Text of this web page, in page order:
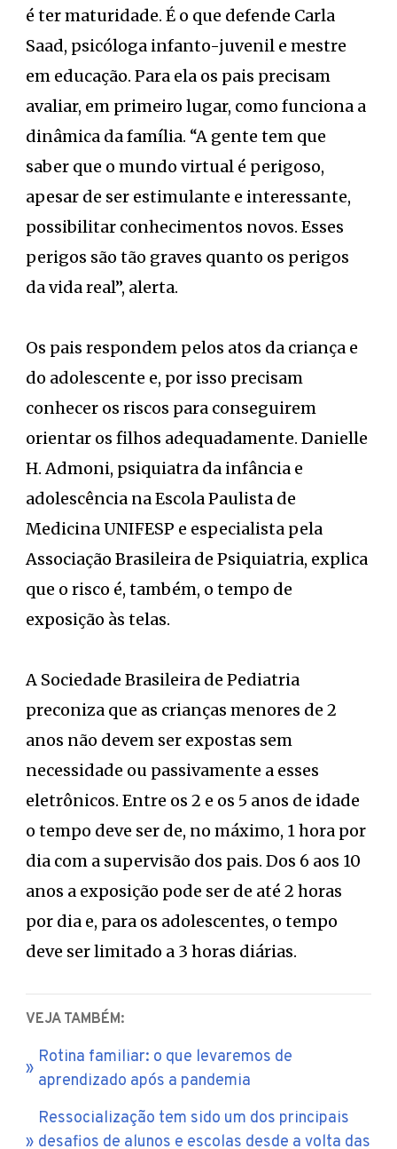
é ter maturidade. É o que defende Carla
Saad, psicóloga infanto-juvenil e mestre
em educação. Para ela os pais precisam
avaliar, em primeiro lugar, como funciona a
dinâmica da família. “A gente tem que
saber que o mundo virtual é perigoso,
apesar de ser estimulante e interessante,
possibilitar conhecimentos novos. Esses
perigos são tão graves quanto os perigos
da vida real”, alerta.
Os pais respondem pelos atos da criança e
do adolescente e, por isso precisam
conhecer os riscos para conseguirem
orientar os filhos adequadamente. Danielle
H. Admoni, psiquiatra da infância e
adolescência na Escola Paulista de
Medicina UNIFESP e especialista pela
Associação Brasileira de Psiquiatria, explica
que o risco é, também, o tempo de
exposição às telas.
A Sociedade Brasileira de Pediatria
preconiza que as crianças menores de 2
anos não devem ser expostas sem
necessidade ou passivamente a esses
eletrônicos. Entre os 2 e os 5 anos de idade
o tempo deve ser de, no máximo, 1 hora por
dia com a supervisão dos pais. Dos 6 aos 10
anos a exposição pode ser de até 2 horas
por dia e, para os adolescentes, o tempo
deve ser limitado a 3 horas diárias.
VEJA TAMBÉM:
Rotina familiar: o que levaremos de
aprendizado após a pandemia
Ressocialização tem sido um dos principais
desafios de alunos e escolas desde a volta das